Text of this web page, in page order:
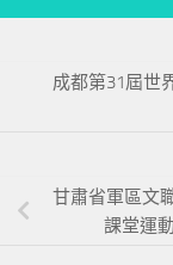
成都第31屆世
甘肅省軍區文
課堂運